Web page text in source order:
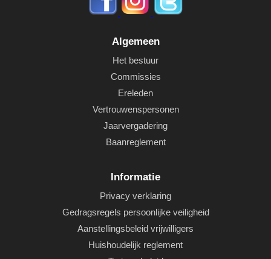
Algemeen
Het bestuur
Commissies
Ereleden
Vertrouwenspersonen
Jaarvergadering
Baanreglement
Informatie
Privacy verklaring
Gedragsregels persoonlijke veiligheid
Aanstellingsbeleid vrijwilligers
Huishoudelijk reglement